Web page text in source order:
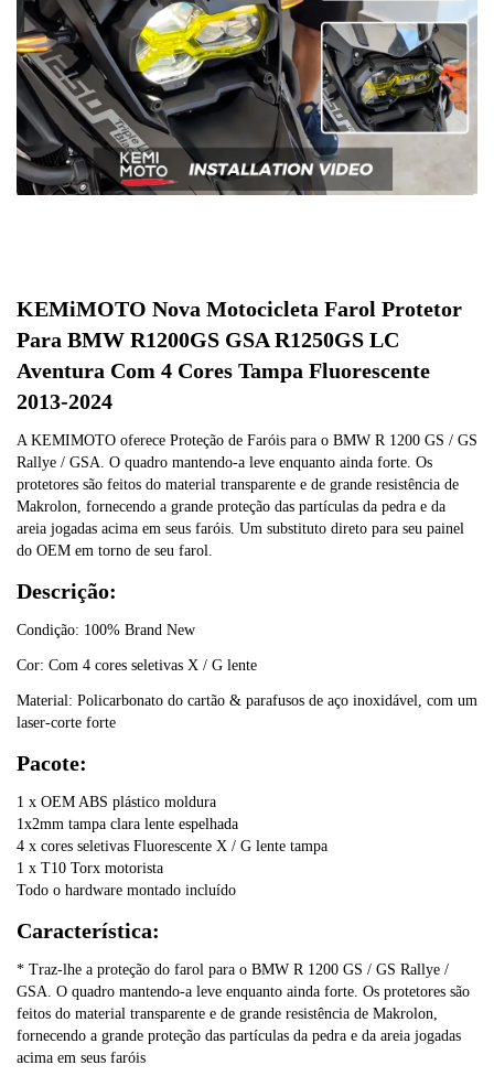
KEMiMOTO Nova Motocicleta Farol Protetor
Para BMW R1200GS GSA R1250GS LC
Aventura Com 4 Cores Tampa Fluorescente
2013-2024
A KEMIMOTO oferece Proteção de Faróis para o BMW R 1200 GS / GS
Rallye / GSA. O quadro mantendo-a leve enquanto ainda forte. Os
protetores são feitos do material transparente e de grande resistência de
Makrolon, fornecendo a grande proteção das partículas da pedra e da
areia jogadas acima em seus faróis. Um substituto direto para seu painel
do OEM em torno de seu farol.
Descrição:
Condição: 100% Brand New
Cor: Com 4 cores seletivas X / G lente
Material: Policarbonato do cartão & parafusos de aço inoxidável, com um
laser-corte forte
Pacote:
1 x OEM ABS plástico moldura
1x2mm tampa clara lente espelhada
4 x cores seletivas Fluorescente X / G lente tampa
1 x T10 Torx motorista
Todo o hardware montado incluído
Característica:
* Traz-lhe a proteção do farol para o BMW R 1200 GS / GS Rallye /
GSA. O quadro mantendo-a leve enquanto ainda forte. Os protetores são
feitos do material transparente e de grande resistência de Makrolon,
fornecendo a grande proteção das partículas da pedra e da areia jogadas
acima em seus faróis